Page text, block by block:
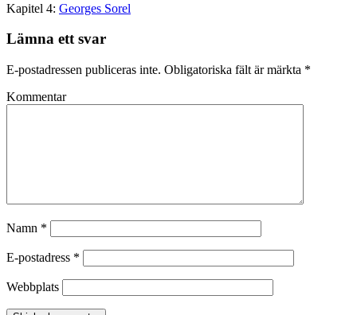
Kapitel 4: Georges Sorel
Lämna ett svar
E-postadressen publiceras inte. Obligatoriska fält är märkta *
Kommentar
Namn *
E-postadress *
Webbplats